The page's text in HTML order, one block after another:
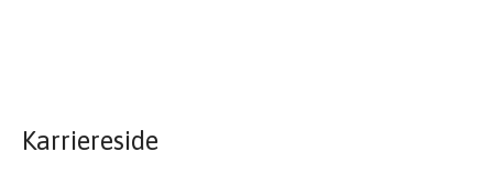
Karriereside